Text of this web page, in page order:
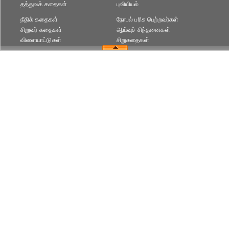
தத்துவக் கதைகள்
புவியியல்
நீதிக் கதைகள்
சிறுவர் கதைகள்
விளையாட்டுகள்
நோபல் பரிசு‎ பெற்றவர்‎கள்
ஆய்வுச் சிந்தனைகள்
சிறுகதைகள்